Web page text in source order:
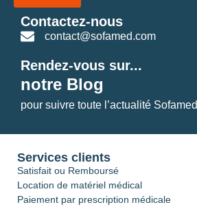
Contactez-nous
contact@sofamed.com
Rendez-vous sur...
notre Blog
pour suivre toute l’actualité Sofamed
Services clients
Satisfait ou Remboursé
Location de matériel médical
Paiement par prescription médicale